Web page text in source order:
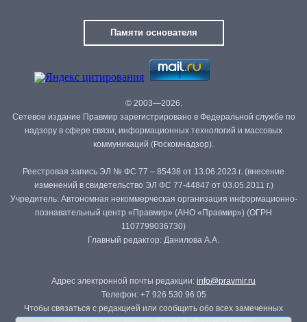
Памяти основателя
© 2003—2026.
Сетевое издание Правмир зарегистрировано в Федеральной службе по
надзору в сфере связи, информационных технологий и массовых
коммуникаций (Роскомнадзор).
Реестровая запись ЭЛ № ФС 77 – 85438 от 13.06.2023 г. (внесение
изменений в свидетельство ЭЛ ФС 77-44847 от 03.05.2011 г.)
Учредитель: Автономная некоммерческая организация информационно-
познавательный центр «Правмир» (АНО «Правмир») (ОГРН
1107799036730)
Главный редактор: Данилова А.А.
Адрес электронной почты редакции: info@pravmir.ru
Телефон: +7 926 530 96 05
Чтобы связаться с редакцией или сообщить обо всех замеченных